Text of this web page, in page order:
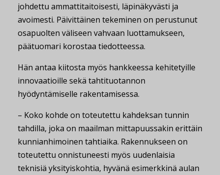
johdettu ammattitaitoisesti, läpinäkyvästi ja
avoimesti. Päivittäinen tekeminen on perustunut
osapuolten väliseen vahvaan luottamukseen,
päätuomari korostaa tiedotteessa.
Hän antaa kiitosta myös hankkeessa kehitetyille
innovaatioille sekä tahtituotannon
hyödyntämiselle rakentamisessa.
– Koko kohde on toteutettu kahdeksan tunnin
tahdilla, joka on maailman mittapuussakin erittäin
kunnianhimoinen tahtiaika. Rakennukseen on
toteutettu onnistuneesti myös uudenlaisia
teknisiä yksityiskohtia, hyvänä esimerkkinä aulan